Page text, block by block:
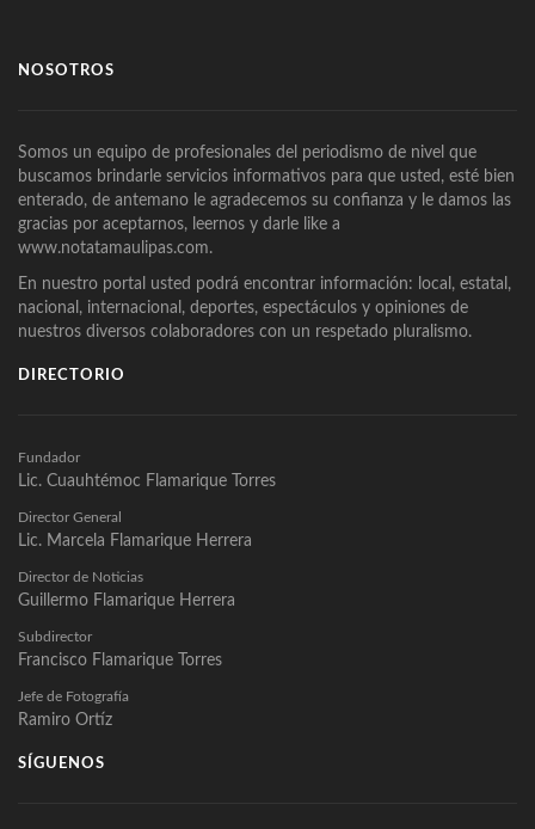
NOSOTROS
Somos un equipo de profesionales del periodismo de nivel que
buscamos brindarle servicios informativos para que usted, esté bien
enterado, de antemano le agradecemos su confianza y le damos las
gracias por aceptarnos, leernos y darle like a
www.notatamaulipas.com.
En nuestro portal usted podrá encontrar información: local, estatal,
nacional, internacional, deportes, espectáculos y opiniones de
nuestros diversos colaboradores con un respetado pluralismo.
DIRECTORIO
Fundador
Lic. Cuauhtémoc Flamarique Torres
Director General
Lic. Marcela Flamarique Herrera
Director de Noticias
Guillermo Flamarique Herrera
Subdirector
Francisco Flamarique Torres
Jefe de Fotografía
Ramiro Ortíz
SÍGUENOS